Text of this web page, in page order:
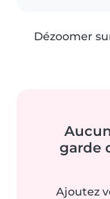
Dézoomer
garde
Ajoutez